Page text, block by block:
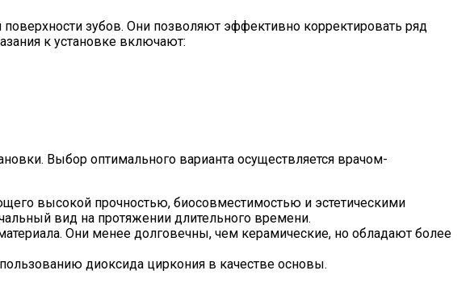
зубов. Они позволяют эффективно корректировать ряд
к установке включают:
Выбор оптимального варианта осуществляется врачом-
высокой прочностью, биосовместимостью и эстетическими
вид на протяжении длительного времени.
Они менее долговечны, чем керамические, но обладают более
диоксида циркония в качестве основы.